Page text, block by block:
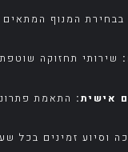
בבחירת המנוף המתאים
שירותי תחזוקה
אישית: התאמת
וסיוע זמינים בכל